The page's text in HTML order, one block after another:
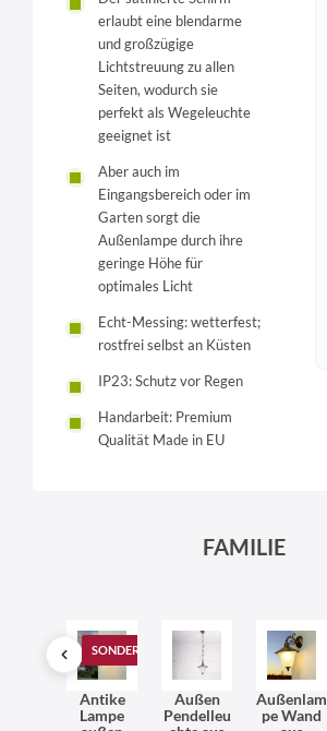
erlaubt eine blendarme
und großzügige
Lichtstreuung zu allen
Seiten, wodurch sie
perfekt als Wegeleuchte
geeignet ist
Aber auch im
Eingangsbereich oder im
Garten sorgt die
Außenlampe durch ihre
geringe Höhe für
optimales Licht
Echt-Messing: wetterfest;
rostfrei selbst an Küsten
IP23: Schutz vor Regen
Handarbeit: Premium
Qualität Made in EU
FAMILIE
SONDERANGEBOT
Antike
Lampe
Außen
Pendelleu
Außenlam
pe Wand